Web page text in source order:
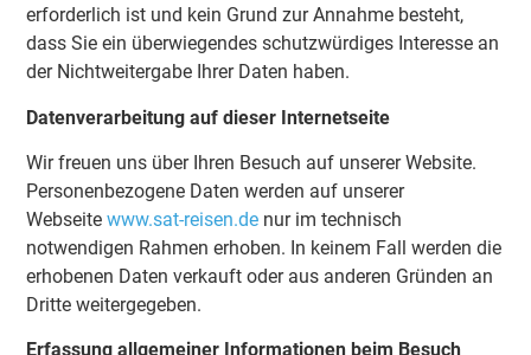
erforderlich ist und kein Grund zur Annahme besteht,
dass Sie ein überwiegendes schutzwürdiges Interesse an
der Nichtweitergabe Ihrer Daten haben.
Datenverarbeitung auf dieser Internetseite
Wir freuen uns über Ihren Besuch auf unserer Website.
Personenbezogene Daten werden auf unserer
Webseitewww.sat-reisen.de nur im technisch
notwendigen Rahmen erhoben. In keinem Fall werden die
erhobenen Daten verkauft oder aus anderen Gründen an
Dritte weitergegeben.
Erfassung allgemeiner Informationen beim Besuch